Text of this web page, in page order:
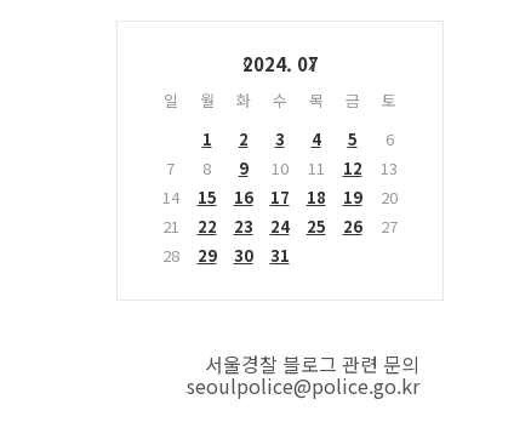
2024. 07
일 월 화 수 목 금
토
1
2 3 4 5
6
7
8 9 10 11 12
13
14
15 16 17 18 19
20
21
22 23 24 25 26
27
28
29 30 31
서울경찰 블로그 관련 문의
seoulpolice@police.go.kr